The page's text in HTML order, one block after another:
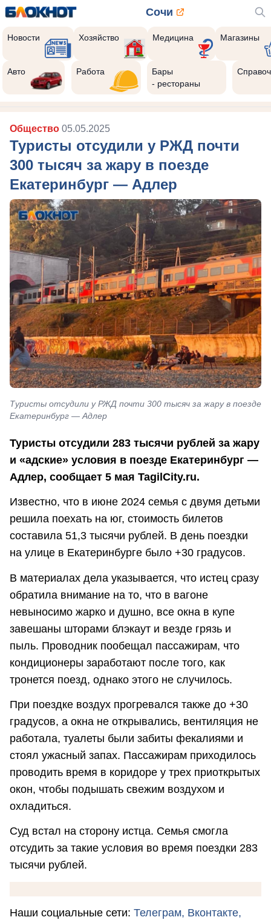
Сочи
Новости Хозяйство Медицина Магазины
Авто Работа
Бары
- рестораны
Общество 05.05.2025
Туристы отсудили у РЖД почти
300 тысяч за жару в поезде
Екатеринбург — Адлер
Туристы отсудили у РЖД почти 300 тысяч за жару в поезде
Екатеринбург — Адлер
Туристы отсудили 283 тысячи рублей за жару
и «адские» условия в поезде Екатеринбург —
Адлер, сообщает 5 мая TagilCity.ru.
Известно, что в июне 2024 семья с двумя детьми
решила поехать на юг, стоимость билетов
составила 51,3 тысячи рублей. В день поездки
на улице в Екатеринбурге было +30 градусов.
В материалах дела указывается, что истец сразу
обратила внимание на то, что в вагоне
невыносимо жарко и душно, все окна в купе
завешаны шторами блэкаут и везде грязь и
пыль. Проводник пообещал пассажирам, что
кондиционеры заработают после того, как
тронется поезд, однако этого не случилось.
При поездке воздух прогревался также до +30
градусов, а окна не открывались, вентиляция не
работала, туалеты были забиты фекалиями и
стоял ужасный запах. Пассажирам приходилось
проводить время в коридоре у трех приоткрытых
окон, чтобы подышать свежим воздухом и
охладиться.
Суд встал на сторону истца. Семья смогла
отсудить за такие условия во время поездки 283
тысячи рублей.
Наши социальные сети: Телеграм, Вконтакте,